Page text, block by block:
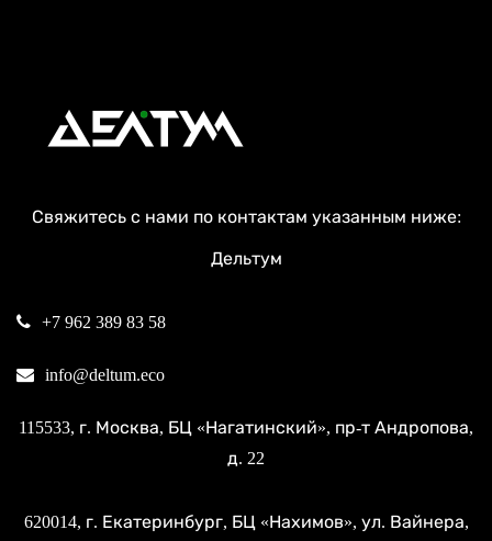
Свяжитесь с нами по контактам указанным ниже:
Дельтум
+7 962 389 83 58
info@deltum.eco
115533, г. Москва, БЦ «Нагатинский», пр-т Андропова,
д. 22
620014, г. Екатеринбург, БЦ «Нахимов», ул. Вайнера,